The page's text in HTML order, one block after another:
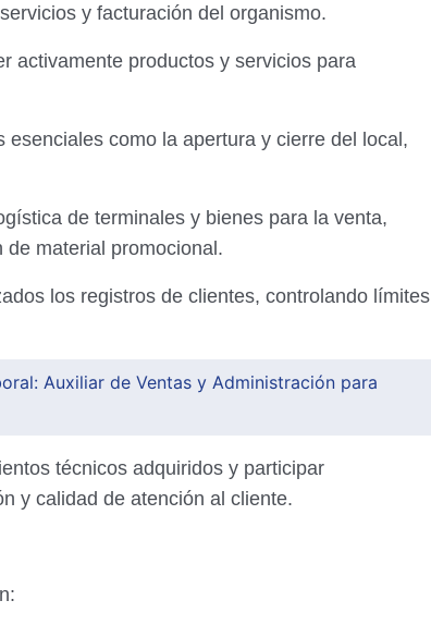
y facturación del organismo.
activamente productos y servicios para
esenciales como la apertura y cierre del local,
de terminales y bienes para la venta,
material promocional.
los registros de clientes, controlando límites
Auxiliar de Ventas y Administración para
técnicos adquiridos y participar
y calidad de atención al cliente.